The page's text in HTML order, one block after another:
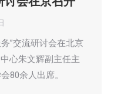
”交流研讨会在北京
心朱文辉副主任主
80余人出席。